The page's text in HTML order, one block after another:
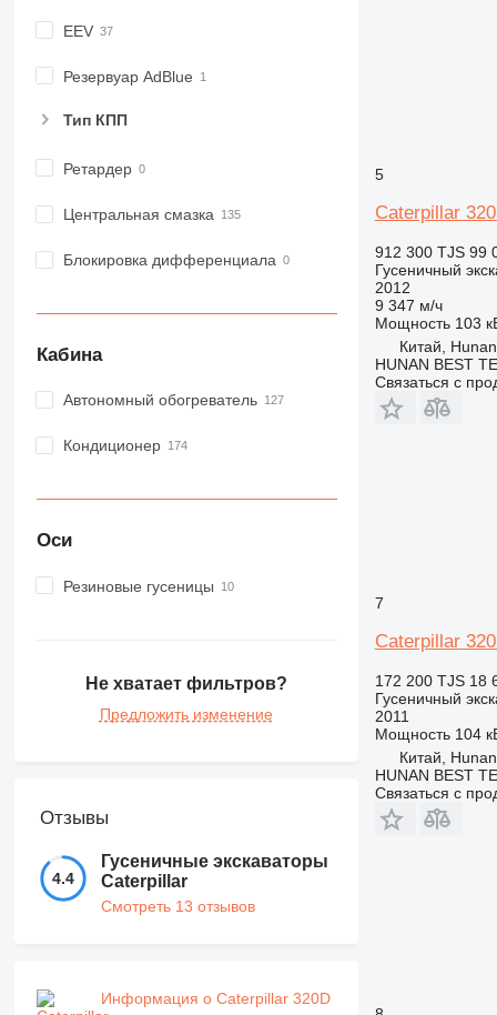
EEV
Резервуар AdBlue
Тип КПП
Ретардер
Центральная смазка
Блокировка дифференциала
Кабина
Автономный обогреватель
Кондиционер
Оси
Резиновые гусеницы
Не хватает фильтров?
Предложить изменение
Отзывы
4.4
Гусеничные экскаваторы
Caterpillar
Смотреть 13 отзывов
Информация о Caterpillar 320D
5
Caterpillar
912 300 TJS 99
Гусеничный
2012
9 347 м/ч
Мощность 103
Китай, Hunan
HUNAN BEST
Связаться с
7
Caterpillar
172 200 TJS 18
Гусеничный
2011
Мощность 104
Китай, Hunan
HUNAN BEST
Связаться с